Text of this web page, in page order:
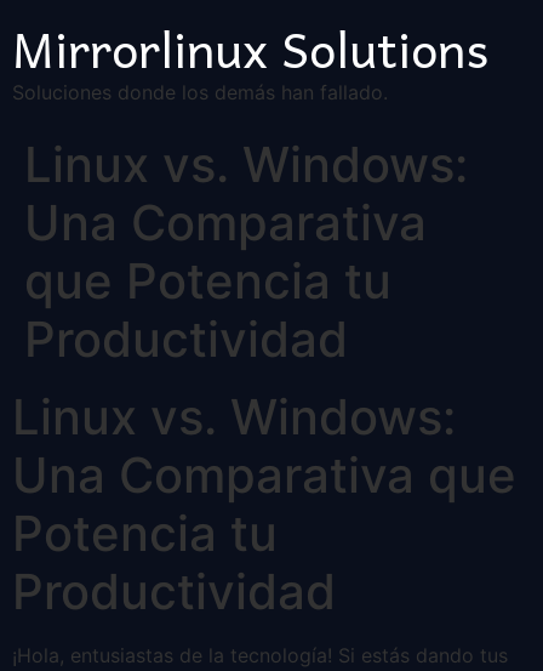
Mirrorlinux Solutions
Soluciones donde los demás han fallado.
Linux vs. Windows:
Una Comparativa
que Potencia tu
Productividad
Linux vs. Windows:
Una Comparativa que
Potencia tu
Productividad
¡Hola, entusiastas de la tecnología! Si estás dando tus